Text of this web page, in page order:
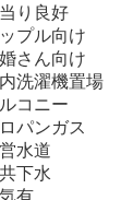
り良好
プル向け
さん向け
洗濯機置場
コニー
パンガス
水道
下水
有